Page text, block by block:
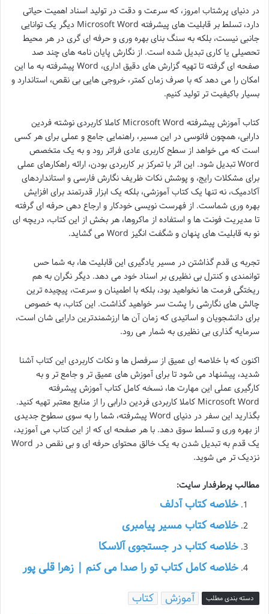
در دنیای پرشتاب امروز، که سرعت و دقت در تولید اسناد اهمیت حیاتی
دارد، تسلط بر قابلیت های پیشرفته Microsoft Word دیگر یک توانایی
جانبی نیست، بلکه به سنگ بنای بهره وری و حرفه ای گری در هر محیط
تحصیلی یا کاری تبدیل شده است. از نگارش پایان نامه های چند صد
صفحه ای گرفته تا تهیه گزارش های دقیق اداری، Word پیشرفته به ما این
امکان را می دهد که با صرف زمان کمتر، خروجی هایی بی نقص، استاندارد و
بسیار باکیفیت تر تولید کنیم.
کتاب آموزش پیشرفته Microsoft Word کاملا کاربردی نوشته فردین
دارابی، همچون فانوسی در این مسیر، راهنمایی جامع و عملی برای هر کسی
است که می خواهد از سطح کاربری عادی فراتر رود و به یک متخصص
Word تبدیل شود. این اثر با تمرکز بر کاربردی بودن، ارائه راهکارهای عملی
برای مشکلات رایج، و پوشش نکات ظریف نگارش فارسی و استانداردهای
آکادمیک، نه تنها یک کتاب آموزشی، بلکه یک ابزار قدرتمند برای افزایش
بهره وری شماست. از فهرست نویسی خودکار و ارجاع دهی حرفه ای گرفته
تا مدیریت فونت ها و استفاده از ماکروها، هر بخش از این کتاب، دریچه ای
نو به قابلیت های پنهان و شگفت انگیز Word می گشاید.
تجربه ی قدم گذاشتن در مسیر یادگیری این قابلیت ها، به شما حس
توانمندی و کنترل بی نظیری بر اسناد خود می دهد. دیگر نگران به هم
ریختگی فرمت ها نخواهید بود، بلکه با اطمینان و سرعت، پیچیده ترین
چالش های نگارشی را پشت سر خواهید گذاشت. این کتاب، به خصوص
برای دانشجویان و اساتیدی که زمان آن ها ارزشمندترین دارایی شان است،
سرمایه گذاری بی نظیری به شمار می رود.
اکنون که با خلاصه ای عمیق از سرفصل ها و نکات کاربردی این کتاب آشنا
شدید، پیشنهاد می شود تا برای آموزش های عمیق تر و جامع تر و به
کارگیری عملی این مهارت ها، نسخه کامل کتاب آموزش پیشرفته
Microsoft Word کاملا کاربردی فردین دارابی را از منابع معتبر تهیه کنید.
بگذارید این سفر در دنیای Word پیشرفته، شما را به سوی سطوح جدیدی
از بهره وری و تسلط سوق دهد. با هر صفحه ای که از این کتاب می آموزید،
یک قدم به تبدیل شدن به یک خالق محتوای حرفه ای و بی نقص در Word
نزدیک تر می شوید.
مطالب پرطرفدار سایت:
خلاصه کتاب آدلف
خلاصه کتاب مسیر پیامبری
خلاصه کتاب در جستجوی آلاسکا
خلاصه کامل کتاب تو را صدا می کنم | زهرا قلی پور
دسته بندی مطلب آموزش کتاب